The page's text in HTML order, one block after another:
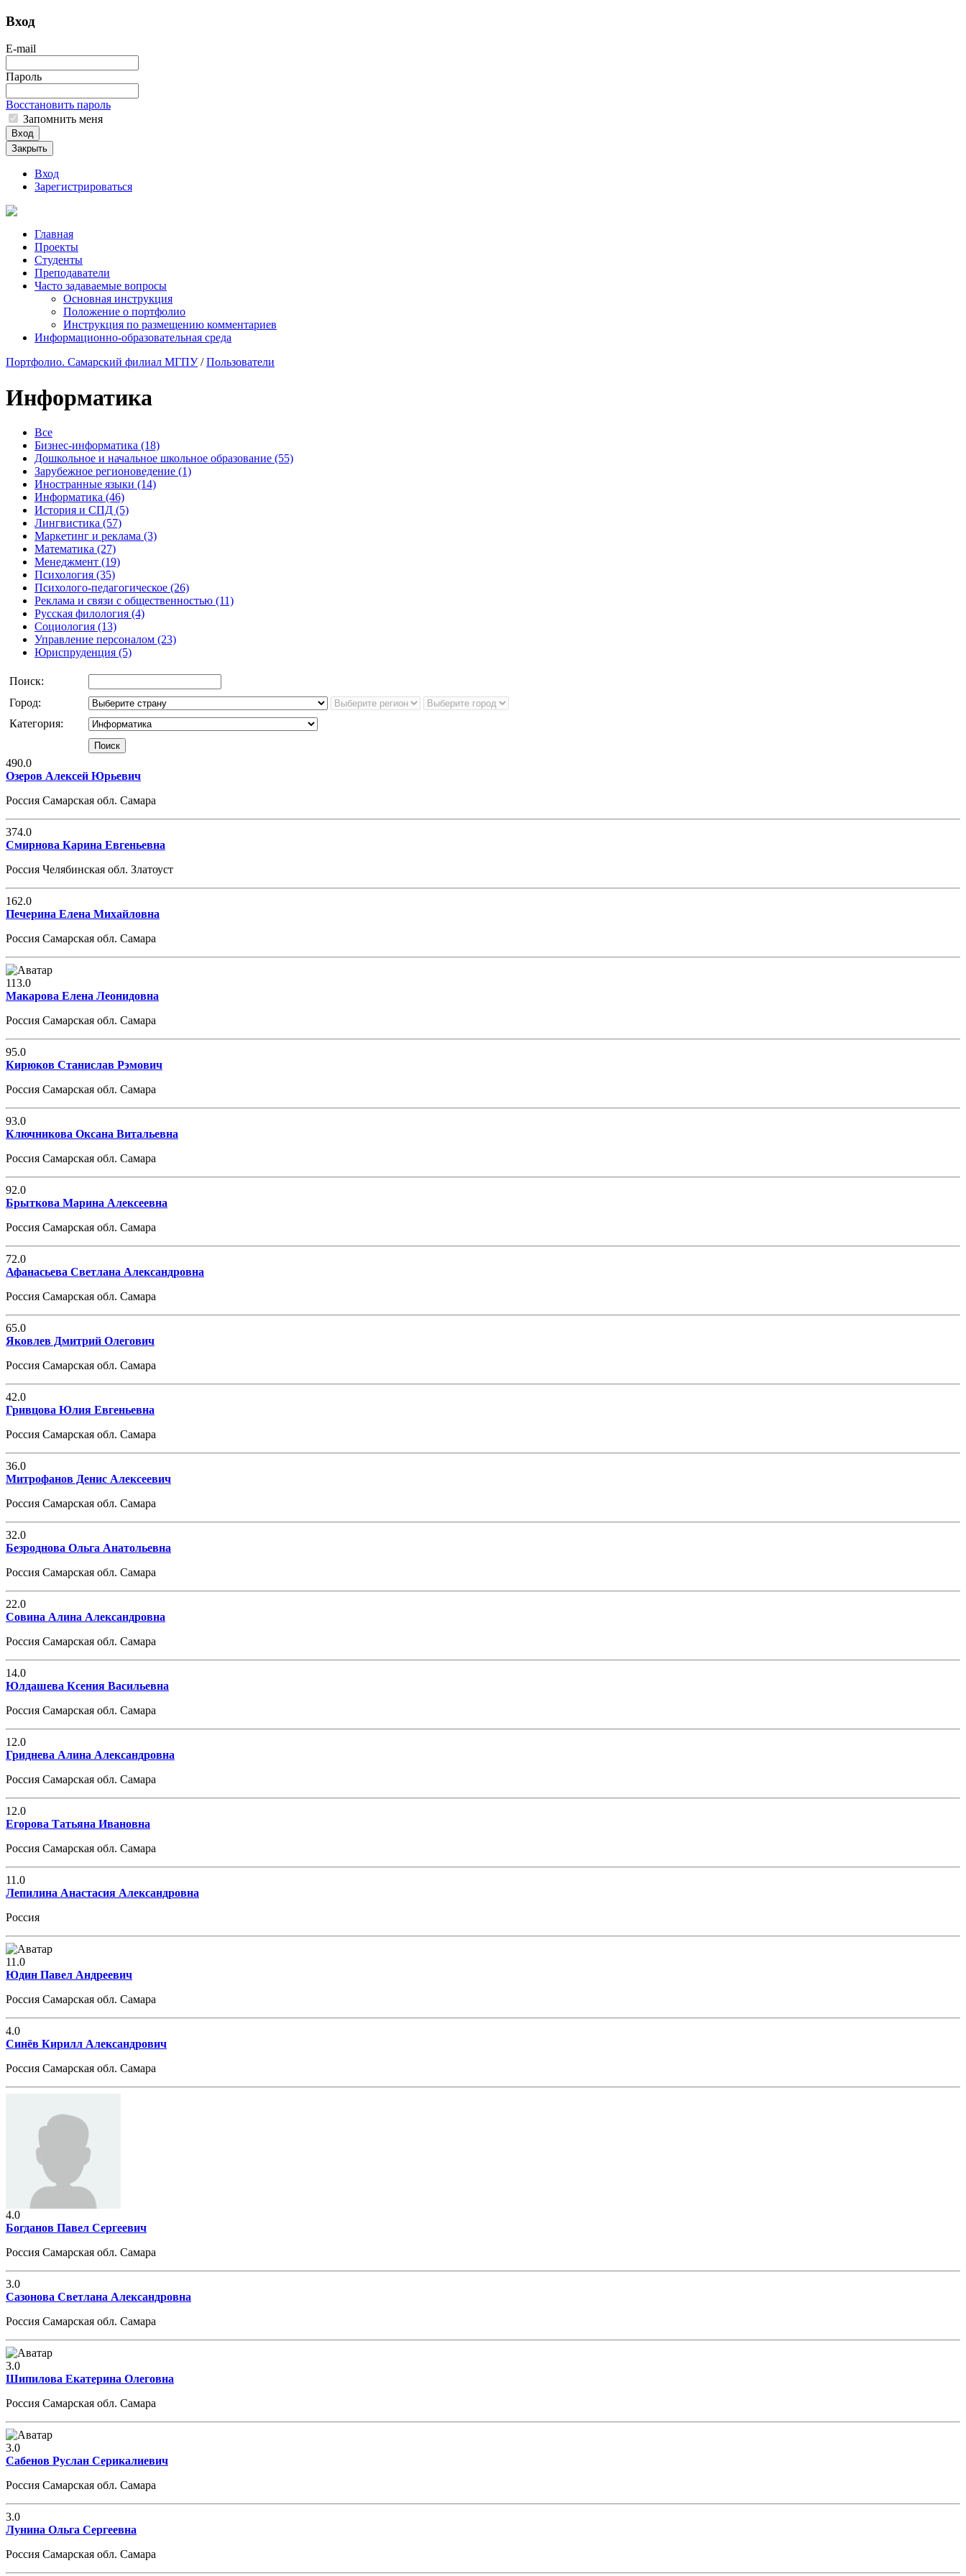
Вход
E-mail
Пароль
Восстановить пароль
Запомнить меня
Вход
Закрыть
Вход
Зарегистрироваться
Главная
Проекты
Студенты
Преподаватели
Часто задаваемые вопросы
Основная инструкция
Положение о портфолио
Инструкция по размещению комментариев
Информационно-образовательная среда
Портфолио. Самарский филиал МГПУ/Пользователи
Информатика
Все
Бизнес-информатика (18)
Дошкольное и начальное школьное образование (55)
Зарубежное регионоведение (1)
Иностранные языки (14)
Информатика (46)
История и СПД (5)
Лингвистика (57)
Маркетинг и реклама (3)
Математика (27)
Менеджмент (19)
Психология (35)
Психолого-педагогическое (26)
Реклама и связи с общественностью (11)
Русская филология (4)
Социология (13)
Управление персоналом (23)
Юриспруденция (5)
Поиск:
Город:
Категория:
490.0
Озеров Алексей Юрьевич
Россия Самарская обл. Самара
374.0
Смирнова Карина Евгеньевна
Россия Челябинская обл. Златоуст
162.0
Печерина Елена Михайловна
Россия Самарская обл. Самара
113.0
Макарова Елена Леонидовна
Россия Самарская обл. Самара
95.0
Кирюков Станислав Рэмович
Россия Самарская обл. Самара
93.0
Ключникова Оксана Витальевна
Россия Самарская обл. Самара
92.0
Брыткова Марина Алексеевна
Россия Самарская обл. Самара
72.0
Афанасьева Светлана Александровна
Россия Самарская обл. Самара
65.0
Яковлев Дмитрий Олегович
Россия Самарская обл. Самара
42.0
Гривцова Юлия Евгеньевна
Россия Самарская обл. Самара
36.0
Митрофанов Денис Алексеевич
Россия Самарская обл. Самара
32.0
Безроднова Ольга Анатольевна
Россия Самарская обл. Самара
22.0
Совина Алина Александровна
Россия Самарская обл. Самара
14.0
Юлдашева Ксения Васильевна
Россия Самарская обл. Самара
12.0
Гриднева Алина Александровна
Россия Самарская обл. Самара
12.0
Егорова Татьяна Ивановна
Россия Самарская обл. Самара
11.0
Лепилина Анастасия Александровна
Россия
11.0
Юдин Павел Андреевич
Россия Самарская обл. Самара
4.0
Синёв Кирилл Александрович
Россия Самарская обл. Самара
4.0
Богданов Павел Сергеевич
Россия Самарская обл. Самара
3.0
Сазонова Светлана Александровна
Россия Самарская обл. Самара
3.0
Шипилова Екатерина Олеговна
Россия Самарская обл. Самара
3.0
Сабенов Руслан Серикалиевич
Россия Самарская обл. Самара
3.0
Лунина Ольга Сергеевна
Россия Самарская обл. Самара